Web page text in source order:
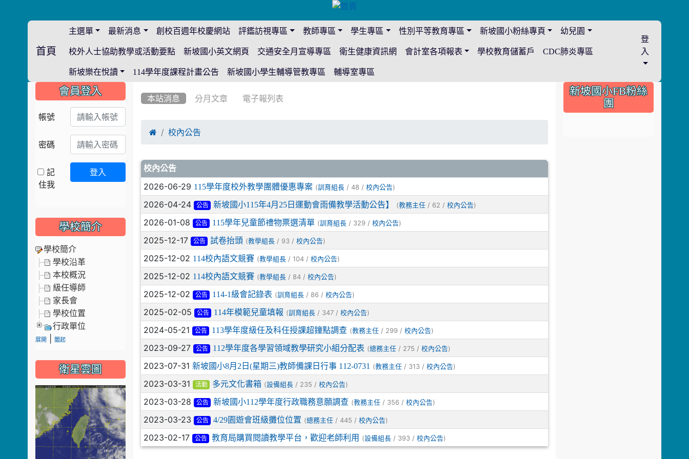
首頁
主選單 最新消息 創校百週年校慶網站 評鑑訪視專區 教師專區 學生專區 性別平等教育專區 新坡國小粉絲專頁 幼兒園
校外人士協助教學或活動要點 新坡國小英文網頁 交通安全月宣導專區 衛生健康資訊網 會計室各項報表 學校教育儲蓄戶 CDC肺炎專區
新坡樂在悅讀 114學年度課程計畫公告 新坡國小學生輔導管教專區 輔導室專區
登
入
本站消息 分月文章 電子報列表
 校內公告
文章列表
校內公告
2026-06-29 115學年度校外教學團體優惠專案 (訓育組長/ 48 / 校內公告)
2026-04-24 公告 新坡國小115年4月25日運動會雨備教學活動公告】 (教務主任 / 62 /校內公告)
2026-01-08 公告 115學年兒童節禮物票選清單 (訓育組長 / 329 /校內公告)
2025-12-17 公告 試卷抬頭 (教學組長 / 93 /校內公告)
2025-12-02 114校內語文競賽 (教學組長/ 104 / 校內公告)
2025-12-02 114校內語文競賽 (教學組長/ 84 / 校內公告)
2025-12-02 公告 114-1級會記錄表 (訓育組長 / 86 /校內公告)
2025-02-05 公告 114年模範兒童填報 (訓育組長 / 347 /校內公告)
2024-05-21 公告 113學年度級任及科任授課超鐘點調查 (教務主任 / 299 /校內公告)
2023-09-27 公告 112學年度各學習領域教學研究小組分配表 (總務主任 / 275 /校內公告)
2023-07-31 新坡國小8月2日(星期三)教師備課日行事 112-0731 (教務主任/ 313 / 校內公告)
2023-03-31 活動 多元文化書箱 (設備組長 / 235 /校內公告)
2023-03-28 公告 新坡國小112學年度行政職務意願調查 (教務主任 / 356 /校內公告)
2023-03-23 公告 4/29園遊會班級攤位位置 (總務主任 / 445 /校內公告)
2023-02-17 公告 教育局購買閱讀教學平台，歡迎老師利用 (設備組長 / 393 /校內公告)
::: 會員登入
帳號
密碼
記
住我
登入
學校簡介
學校簡介
學校沿革
本校概況
級任導師
家長會
學校位置
行政單位
展開 闔起
衛星雲圖
:::
新坡國小FB粉絲
團